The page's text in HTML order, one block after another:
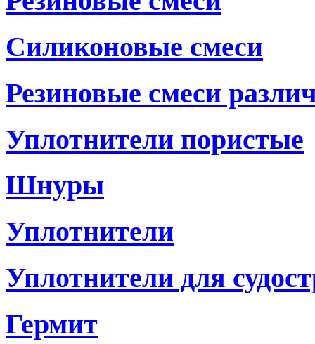
Силиконовые смеси
Резиновые смеси
Уплотнители пористые
Шнуры
Уплотнители
Уплотнители для
Гермит